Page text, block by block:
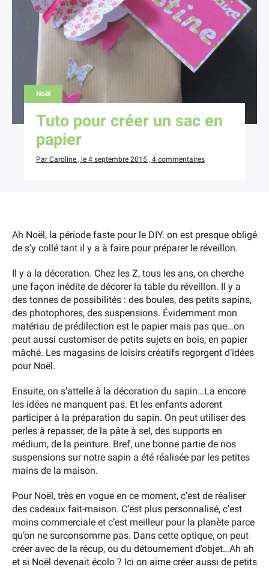
Ah Noël, la période faste pour le DIY. on est presque obligé
de s’y collé tant il y a à faire pour préparer le réveillon.
Il y a la décoration. Chez les Z, tous les ans, on cherche
une façon inédite de décorer la table du réveillon. Il y a
des tonnes de possibilités : des boules, des petits sapins,
des photophores, des suspensions. Évidemment mon
matériau de prédilection est le papier mais pas que…on
peut aussi customiser de petits sujets en bois, en papier
mâché. Les magasins de loisirs créatifs regorgent d’idées
pour Noël.
Ensuite, on s’attelle à la décoration du sapin…La encore
les idées ne manquent pas. Et les enfants adorent
participer à la préparation du sapin. On peut utiliser des
perles à repasser, de la pâte à sel, des supports en
médium, de la peinture. Bref, une bonne partie de nos
suspensions sur notre sapin a été réalisée par les petites
mains de la maison.
Pour Noël, très en vogue en ce moment, c’est de réaliser
des cadeaux fait-maison. C’est plus personnalisé, c’est
moins commerciale et c’est meilleur pour la planète parce
qu’on ne surconsomme pas. Dans cette optique, on peut
créer avec de la récup, ou du détournement d’objet…Ah ah
et si Noël devenait écolo ? Ici on aime créer aussi de petits
Noël
Tuto pour créer un sac en
papier
Par Caroline , le 4 septembre 2015 , 4 commentaires